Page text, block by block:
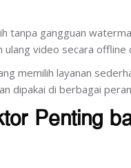
tanpa gangguan
video secara offline
memilih layanan
dipakai di berbagai
Penting